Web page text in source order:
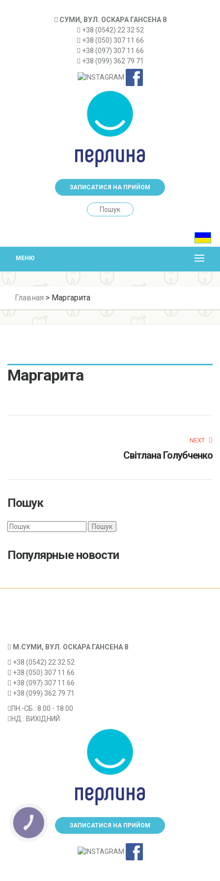
СУМИ, ВУЛ. ОСКАРА ГАНСЕНА 8
+38 (0542) 22 32 52
+38 (050) 307 11 66
+38 (097) 307 11 66
+38 (099) 362 79 71
ЗАПИСАТИСЯ НА ПРИЙОМ
Search
МЕНЮ
Главная > Маргарита
Маргарита
NEXT
Світлана Голубченко
Пошук
Search
Популярные новости
М.СУМИ, ВУЛ. ОСКАРА ГАНСЕНА 8
+38 (0542) 22 32 52
+38 (050) 307 11 66
+38 (097) 307 11 66
+38 (099) 362 79 71
ПН.-CБ.: 8:00 - 18:00
НД.: ВИХІДНИЙ
ЗАПИСАТИСЯ НА ПРИЙОМ
КНОПКА
ЗВ'ЯЗКУ